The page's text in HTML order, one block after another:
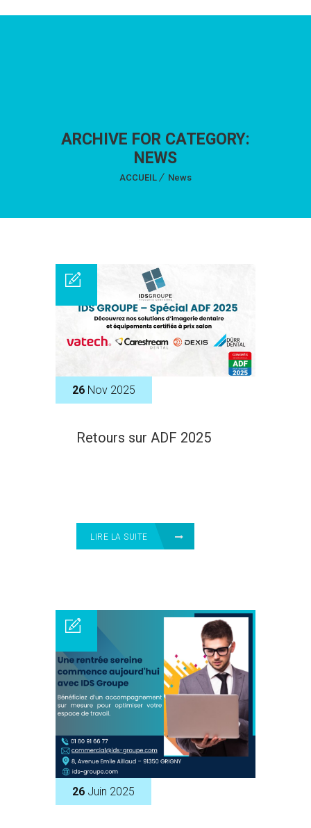
ARCHIVE FOR CATEGORY:
NEWS
ACCUEIL News
26 Nov 2025
Retours sur ADF 2025
LIRE LA SUITE
26 Juin 2025